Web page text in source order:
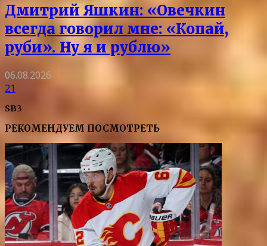
Дмитрий Яшкин: «Овечкин
всегда говорил мне: «Копай,
руби». Ну я и рублю»
06.08.2026
21
SB3
РЕКОМЕНДУЕМ ПОСМОТРЕТЬ